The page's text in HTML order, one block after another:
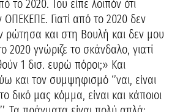
το 2020. Του είπε λοιπόν ότι
ΟΠΕΚΕΠΕ. Γιατί από το 2020 δεν
ρώτησα και στη Βουλή και δεν μου
2020 γνώριζε το σκάνδαλο, γιατί
1 δισ. ευρώ πόροι;» Και
και τον συμψηφισμό ‘’ναι, είναι
δικό μας κόμμα, είναι και κάποιοι